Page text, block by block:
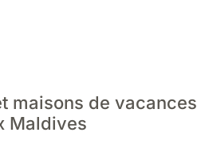
maisons de vacances
Maldives